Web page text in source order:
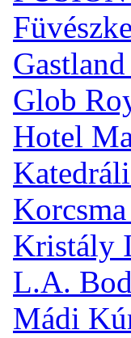
Glob
Hotel
Kristály
L.A.
Mádi